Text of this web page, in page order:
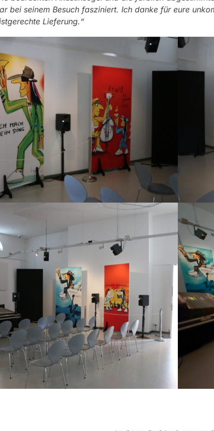
bei seinem Besuch fasziniert. Ich danke für eure
Lieferung.“